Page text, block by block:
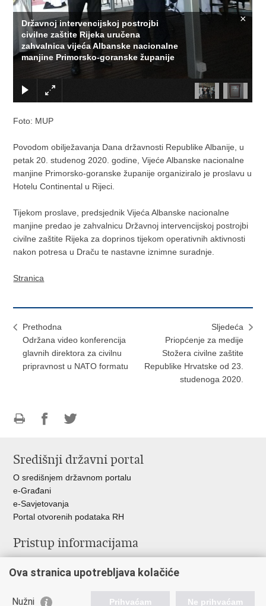
Državnoj intervencijskoj postrojbi
civilne zaštite Rijeka uručena
zahvalnica vijeća Albanske nacionalne
manjine Primorsko-goranske županije
×
Foto: MUP
Povodom obilježavanja Dana državnosti Republike Albanije, u
petak 20. studenog 2020. godine, Vijeće Albanske nacionalne
manjine Primorsko-goranske županije organiziralo je proslavu u
Hotelu Continental u Rijeci.
Tijekom proslave, predsjednik Vijeća Albanske nacionalne
manjine predao je zahvalnicu Državnoj intervencijskoj postrojbi
civilne zaštite Rijeka za doprinos tijekom operativnih aktivnosti
nakon potresa u Draču te nastavne iznimne suradnje.
Stranica
Prethodna
Održana video konferencija
glavnih direktora za civilnu
pripravnost u NATO formatu
Sljedeća
Priopćenje za medije
Stožera civilne zaštite
Republike Hrvatske od 23.
studenoga 2020.
FacebookuTwitteru
Središnji državni portal
O središnjem državnom portalu
e-Građani
e-Savjetovanja
Portal otvorenih podataka RH
Pristup informacijama
Savjetovanje
Zapošljavanje
Ova stranica upotrebljava kolačiće
Nužni Prihvaćam Ne prihvaćam